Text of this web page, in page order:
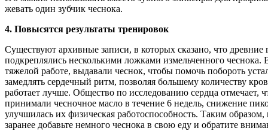
жевать один зубчик чеснока.
4. Повысятся результаты тренировок
Существуют архивные записи, в которых сказано, что
подкреплялись несколькими ложками измельченного
тяжелой работе, выдавали чеснок, чтобы помочь побороть
замедлять сердечный ритм, позволяя большему количеству
работает лучше. Общество по исследованию сердца отмечает,
принимали чесночное масло в течение 6 недель, снижение
улучшилась их физическая работоспособность. Таким
заранее добавьте немного чеснока в свою еду и обратите